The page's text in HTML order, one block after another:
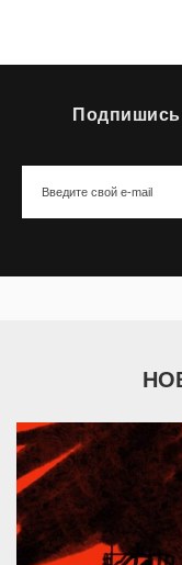
Подпишись